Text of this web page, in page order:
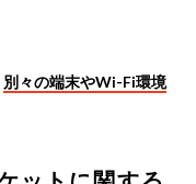
別々の端末やWi-Fi環境